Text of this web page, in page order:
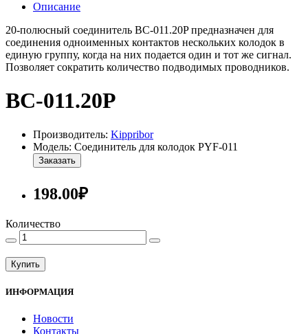
Описание
20-полюсный соединитель BC-011.20P предназначен для
соединения одноименных контактов нескольких колодок в
единую группу, когда на них подается один и тот же сигнал.
Позволяет сократить количество подводимых проводников.
ВС-011.20Р
Производитель: Kippribor
Модель: Соединитель для колодок PYF-011
Заказать
198.00₽
Количество
Купить
ИНФОРМАЦИЯ
Новости
Контакты